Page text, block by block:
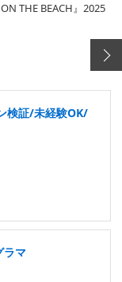
THE BEACH』2025
検証/未経験OK/
ラマ